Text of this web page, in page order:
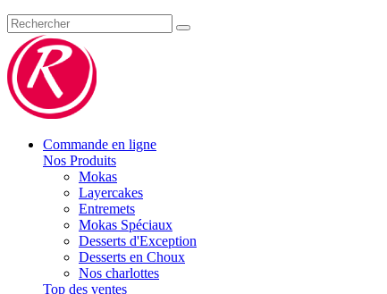
Commande en ligne
Nos Produits
Mokas
Layercakes
Entremets
Mokas Spéciaux
Desserts d'Exception
Desserts en Choux
Nos charlottes
Top des ventes